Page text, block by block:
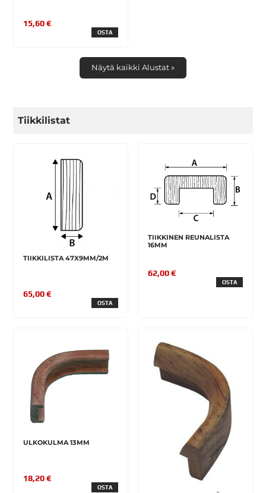
15,60 €
OSTA
Näytä kaikki Alustat »
Tiikkilistat
TIIKKILISTA 47X9MM/2M
65,00 €
OSTA
TIIKKINEN REUNALISTA
16MM
62,00 €
OSTA
ULKOKULMA 13MM
18,20 €
OSTA